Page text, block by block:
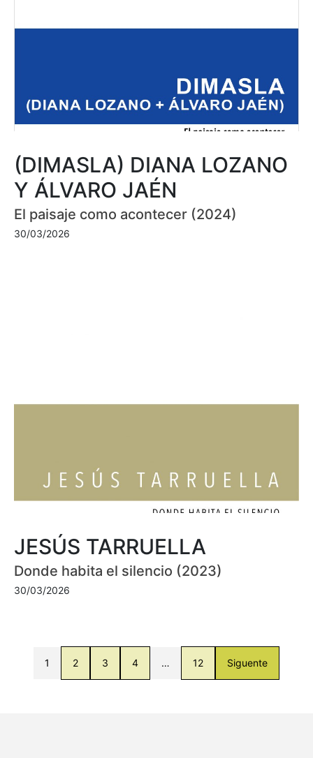
(DIMASLA) DIANA LOZANO
Y ÁLVARO JAÉN
El paisaje como acontecer (2024)
30/03/2026
JESÚS TARRUELLA
Donde habita el silencio (2023)
30/03/2026
1 2 3 4 … 12 Siguente